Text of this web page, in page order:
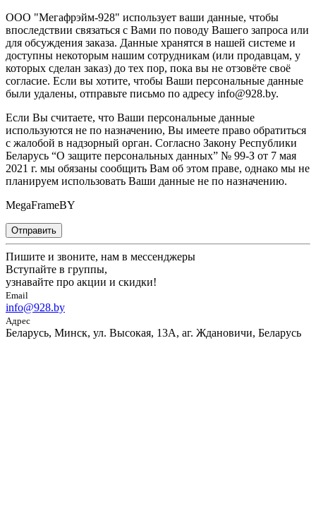
ООО "Мегафрэйм-928" использует ваши данные, чтобы
впоследствии связаться с Вами по поводу Вашего запроса или
для обсуждения заказа. Данные хранятся в нашей системе и
доступны некоторым нашим сотрудникам (или продавцам, у
которых сделан заказ) до тех пор, пока вы не отзовёте своё
согласие. Если вы хотите, чтобы Ваши персональные данные
были удалены, отправьте письмо по адресу info@928.by.
Если Вы считаете, что Ваши персональные данные
используются не по назначению, Вы имеете право обратиться
с жалобой в надзорный орган. Согласно Закону Республики
Беларусь “О защите персональных данных” № 99-З от 7 мая
2021 г. мы обязаны сообщить Вам об этом праве, однако мы не
планируем использовать Ваши данные не по назначению.
MegaFrameBY
Отправить
Пишите и звоните, нам в мессенджеры
Вступайте в группы,
узнавайте про акции и скидки!
Email
info@928.by
Адрес
Беларусь, Минск, ул. Высокая, 13А, аг. Ждановичи, Беларусь